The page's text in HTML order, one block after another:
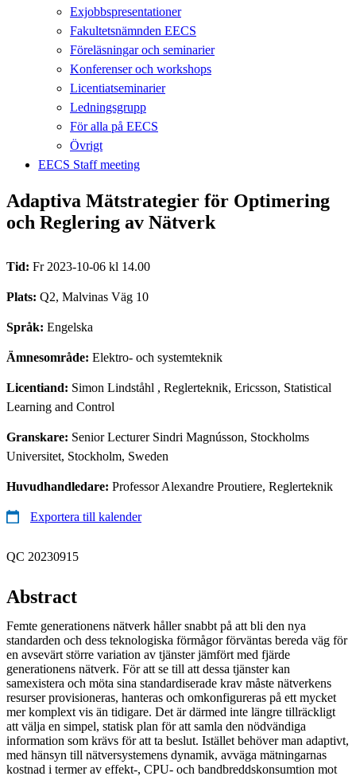
Exjobbspresentationer
Fakultetsnämnden EECS
Föreläsningar och seminarier
Konferenser och workshops
Licentiatseminarier
Ledningsgrupp
För alla på EECS
Övrigt
EECS Staff meeting
Adaptiva Mätstrategier för Optimering
och Reglering av Nätverk
Tid: Fr 2023-10-06 kl 14.00
Plats: Q2, Malvinas Väg 10
Språk: Engelska
Ämnesområde: Elektro- och systemteknik
Licentiand: Simon Lindståhl , Reglerteknik, Ericsson, Statistical
Learning and Control
Granskare: Senior Lecturer Sindri Magnússon, Stockholms
Universitet, Stockholm, Sweden
Huvudhandledare: Professor Alexandre Proutiere, Reglerteknik
Exportera till kalender
QC 20230915
Abstract
Femte generationens nätverk håller snabbt på att bli den nya
standarden och dess teknologiska förmågor förväntas bereda väg för
en avsevärt större variation av tjänster jämfört med fjärde
generationens nätverk. För att se till att dessa tjänster kan
samexistera och möta sina standardiserade krav måste nätverkens
resurser provisioneras, hanteras och omkonfigureras på ett mycket
mer komplext vis än tidigare. Det är därmed inte längre tillräckligt
att välja en simpel, statisk plan för att samla den nödvändiga
information som krävs för att ta beslut. Istället behöver man adaptivt,
med hänsyn till nätversystemens dynamik, avväga mätningarnas
kostnad i termer av effekt-, CPU- och bandbreddskonsumtion mot